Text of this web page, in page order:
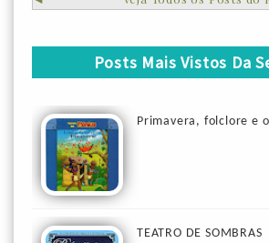
Posts Mais Vistos Da
Primavera, folclore e o
TEATRO DE SOMBRAS